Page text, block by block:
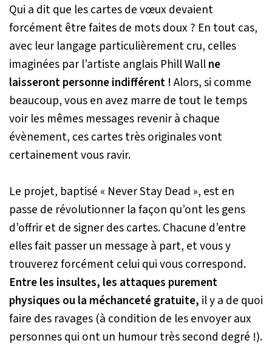
Qui a dit que les cartes de vœux devaient
forcément être faites de mots doux ? En tout cas,
avec leur langage particulièrement cru, celles
imaginées par l’artiste anglais Phill Wallne
laisseront personne indifférent !Alors, si comme
beaucoup, vous en avez marre de tout le temps
voir les mêmes messages revenir à chaque
évènement, ces cartes très originales vont
certainement vous ravir.
Le projet, baptisé « Never Stay Dead », est en
passe de révolutionner la façon qu’ont les gens
d’offrir et de signer des cartes. Chacune d’entre
elles fait passer un message à part, et vous y
trouverez forcément celui qui vous correspond.
Entre les insultes, les attaques purement
physiques ou la méchanceté gratuite, il y a de quoi
faire des ravages (à condition de les envoyer aux
personnes qui ont un humour très second degré !).